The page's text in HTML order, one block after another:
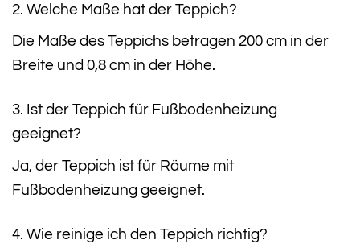
2. Welche Maße hat der Teppich?
Die Maße des Teppichs betragen 200 cm in der
Breite und 0,8 cm in der Höhe.
3. Ist der Teppich für Fußbodenheizung
geeignet?
Ja, der Teppich ist für Räume mit
Fußbodenheizung geeignet.
4. Wie reinige ich den Teppich richtig?